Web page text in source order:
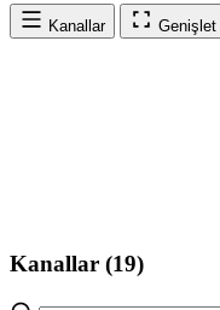
Kanallar Genişlet
Kanallar (19)